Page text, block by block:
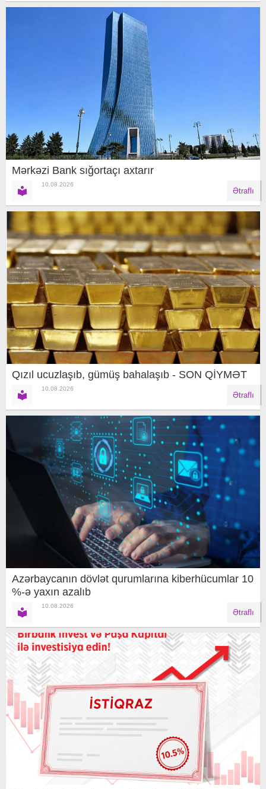
Mərkəzi Bank sığortaçı axtarır
10.08.2026
Ətraflı
Qızıl ucuzlaşıb, gümüş bahalaşıb - SON QİYMƏT
10.08.2026
Ətraflı
Azərbaycanın dövlət qurumlarına kiberhücumlar 10
%-ə yaxın azalıb
10.08.2026
Ətraflı